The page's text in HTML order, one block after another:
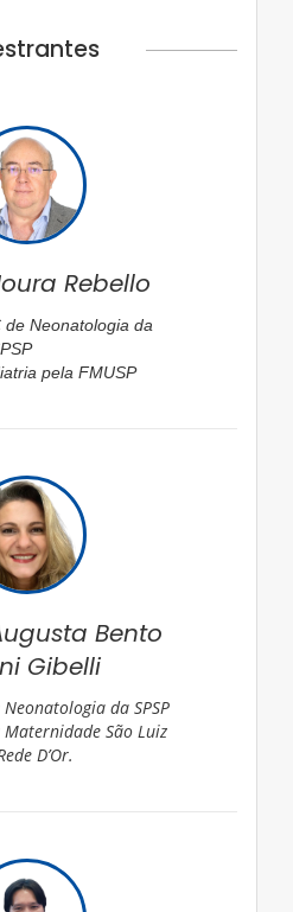
Rebello
Neonatologia da
pela FMUSP
Bento
Gibelli
da SPSP
São Luiz
D’Or.